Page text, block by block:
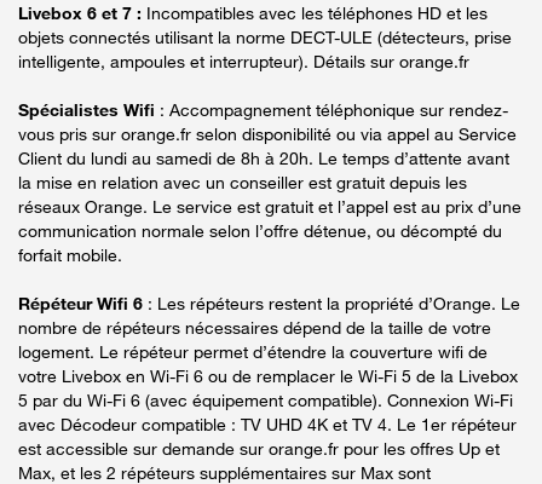
Livebox 6 et 7 : Incompatibles avec les téléphones HD et les
objets connectés utilisant la norme DECT-ULE (détecteurs, prise
intelligente, ampoules et interrupteur). Détails sur orange.fr
Spécialistes Wifi : Accompagnement téléphonique sur rendez-
vous pris sur orange.fr selon disponibilité ou via appel au Service
Client du lundi au samedi de 8h à 20h. Le temps d’attente avant
la mise en relation avec un conseiller est gratuit depuis les
réseaux Orange. Le service est gratuit et l’appel est au prix d’une
communication normale selon l’offre détenue, ou décompté du
forfait mobile.
Répéteur Wifi 6 : Les répéteurs restent la propriété d’Orange. Le
nombre de répéteurs nécessaires dépend de la taille de votre
logement. Le répéteur permet d’étendre la couverture wifi de
votre Livebox en Wi-Fi 6 ou de remplacer le Wi-Fi 5 de la Livebox
5 par du Wi-Fi 6 (avec équipement compatible). Connexion Wi-Fi
avec Décodeur compatible : TV UHD 4K et TV 4. Le 1er répéteur
est accessible sur demande sur orange.fr pour les offres Up et
Max, et les 2 répéteurs supplémentaires sur Max sont